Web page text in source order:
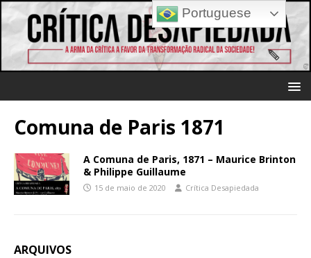
Comuna de Paris 1871
A Comuna de Paris, 1871 – Maurice Brinton
& Philippe Guillaume
15 de maio de 2020 Crítica Desapiedada
ARQUIVOS
Portuguese